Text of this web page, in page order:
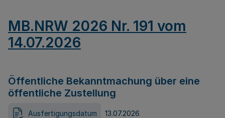
MB.NRW 2026 Nr. 191 vom
14.07.2026
Öffentliche Bekanntmachung über eine
öffentliche Zustellung
Ausfertigungsdatum 13.07.2026